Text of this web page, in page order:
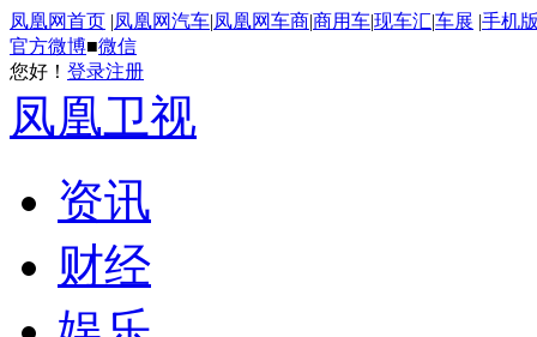
凤凰网首页 |凤凰网汽车|凤凰网车商|商用车|现车汇|车展 |手机
官方微博■微信
您好！ 登录注册
凤凰卫视
资讯
财经